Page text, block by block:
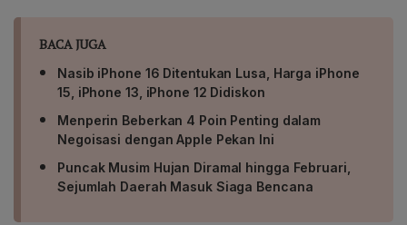
BACA JUGA
Nasib iPhone 16 Ditentukan Lusa, Harga iPhone
15, iPhone 13, iPhone 12 Didiskon
Menperin Beberkan 4 Poin Penting dalam
Negoisasi dengan Apple Pekan Ini
Puncak Musim Hujan Diramal hingga Februari,
Sejumlah Daerah Masuk Siaga Bencana